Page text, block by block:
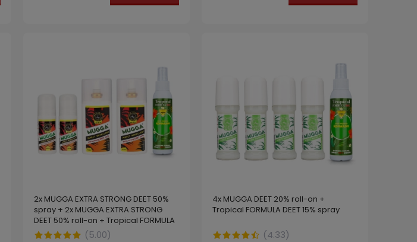
2x MUGGA EXTRA STRONG DEET 50%
spray + 2x MUGGA EXTRA STRONG
DEET 50% roll-on + Tropical FORMULA
DEET 15% spray
(5.00)
4x MUGGA DEET 20% roll-on +
Tropical FORMULA DEET 15% spray
(4.33)